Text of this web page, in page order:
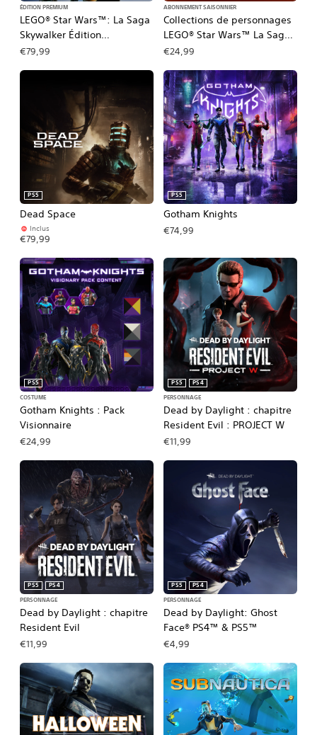
LEGO® Star Wars™: La Saga
Skywalker Édition
Galactique
ÉDITION PREMIUM
€79,99
Collections de personnages
LEGO® Star Wars™ La Saga
Skywalker 1 et 2
ABONNEMENT SAISONNIER
€24,99
Dead Space
PS5
Inclus
€79,99
Gotham Knights
PS5
€74,99
Gotham Knights : Pack
Visionnaire
PS5
COSTUME
€24,99
Dead by Daylight : chapitre
Resident Evil : PROJECT W
PS5
PS4
PERSONNAGE
€11,99
Dead by Daylight : chapitre
Resident Evil
PS5
PS4
PERSONNAGE
€11,99
Dead by Daylight: Ghost
Face® PS4™ & PS5™
PS5
PS4
PERSONNAGE
€4,99